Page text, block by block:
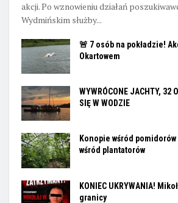
akcji. Po wznowieniu działań
Wydmińskim służby...
🚨 7 osób na pokładzie!
Okartowem
WYWRÓCONE JACHTY, 32
SIĘ W WODZIE
Konopie wśród
wśród plantatorów
KONIEC UKRYWANIA!
granicy